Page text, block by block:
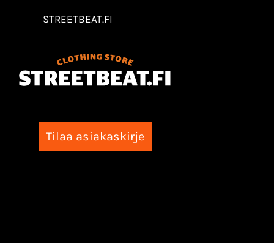
STREETBEAT.FI